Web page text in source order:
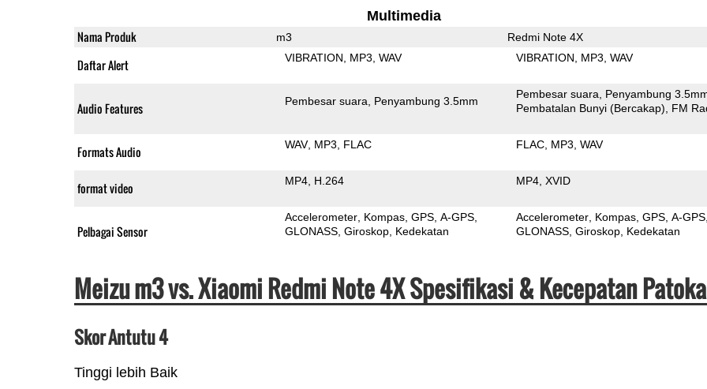
Multimedia
Nama Produk m3 Redmi Note 4X
Daftar Alert VIBRATION MP3 WAV VIBRATION MP3 WAV
Audio Features Pembesar suara Penyambung 3.5mm
Pembesar suara
Penyambung
Pembatalan Bunyi (Bercakap)
FM
Formats Audio WAV MP3 FLAC FLAC MP3 WAV
format video MP4 H.264 MP4 XVID
Pelbagai Sensor
Accelerometer Kompas GPS A-GPS
GLONASS Giroskop Kedekatan
Accelerometer Kompas GPS A-GPS
GLONASS Giroskop Kedekatan
Meizu m3 vs. Xiaomi Redmi Note 4X Spesifikasi & Kecepatan
Skor Antutu 4
Tinggi lebih Baik